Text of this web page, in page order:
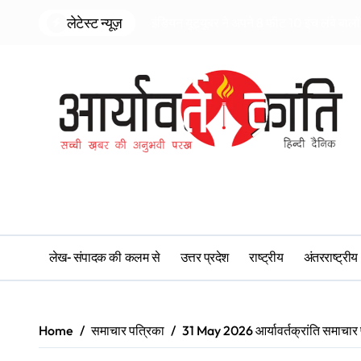
लेटेस्ट न्यूज़
लेख- संपादक की कलम से उत्तर प्रदेश राष्ट्रीय अंतरराष्ट्रीय
Home समाचार पत्रिका 31 May 2026 आर्यावर्तक्रांति समाचार